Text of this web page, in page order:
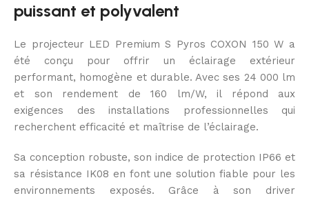
puissant et polyvalent
Le projecteur LED Premium S Pyros COXON 150 W a
été conçu pour offrir un éclairage extérieur
performant, homogène et durable. Avec ses 24 000 lm
et son rendement de 160 lm/W, il répond aux
exigences des installations professionnelles qui
recherchent efficacité et maîtrise de l’éclairage.
Sa conception robuste, son indice de protection IP66 et
sa résistance IK08 en font une solution fiable pour les
environnements exposés. Grâce à son driver